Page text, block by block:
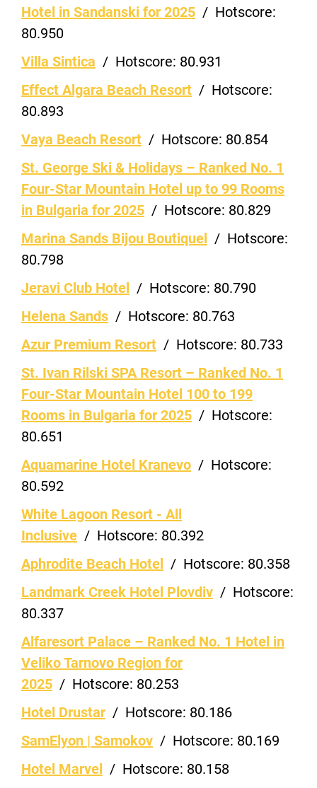
Hotel in Sandanski for 2025 / Hotscore:
80.950
Villa Sintica / Hotscore: 80.931
Effect Algara Beach Resort / Hotscore:
80.893
Vaya Beach Resort / Hotscore: 80.854
St. George Ski & Holidays – Ranked No. 1
Four-Star Mountain Hotel up to 99 Rooms
in Bulgaria for 2025 / Hotscore: 80.829
Marina Sands Bijou Boutiquel / Hotscore:
80.798
Jeravi Club Hotel / Hotscore: 80.790
Helena Sands / Hotscore: 80.763
Azur Premium Resort / Hotscore: 80.733
St. Ivan Rilski SPA Resort – Ranked No. 1
Four-Star Mountain Hotel 100 to 199
Rooms in Bulgaria for 2025 / Hotscore:
80.651
Aquamarine Hotel Kranevo / Hotscore:
80.592
White Lagoon Resort - All
Inclusive / Hotscore: 80.392
Aphrodite Beach Hotel / Hotscore: 80.358
Landmark Creek Hotel Plovdiv / Hotscore:
80.337
Alfaresort Palace – Ranked No. 1 Hotel in
Veliko Tarnovo Region for
2025 / Hotscore: 80.253
Hotel Drustar / Hotscore: 80.186
SamElyon | Samokov / Hotscore: 80.169
Hotel Marvel / Hotscore: 80.158